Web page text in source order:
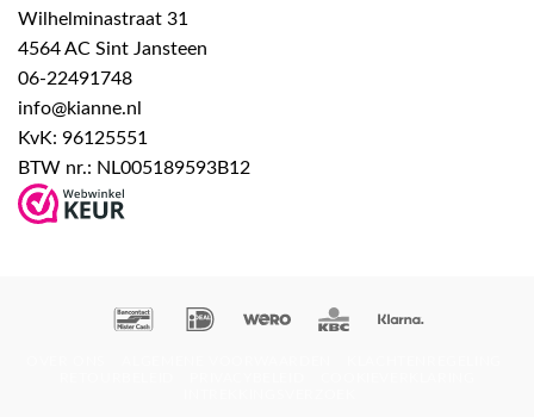
Wilhelminastraat 31
4564 AC Sint Jansteen
06-22491748
info@kianne.nl
KvK: 96125551
BTW nr.: NL005189593B12
BancontactIDeal Wero KBC